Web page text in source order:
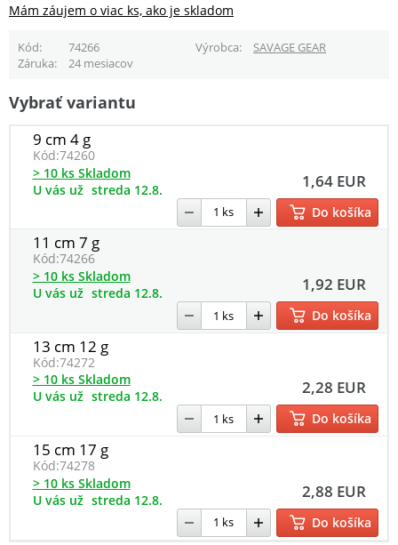
Mám záujem o viac ks, ako je skladom
Kód 74266 Výrobca
SAVAGE GEAR
Záruka
24 mesiacov
Vybrať variantu
9 cm 4 g
Kód:74260
1,64 EUR
> 10 ks Skladom
U vás už streda 12.8.
Do košíka
11 cm 7 g
Kód:74266
1,92 EUR
> 10 ks Skladom
U vás už streda 12.8.
Do košíka
13 cm 12 g
Kód:74272
2,28 EUR
> 10 ks Skladom
U vás už streda 12.8.
Do košíka
15 cm 17 g
Kód:74278
2,88 EUR
> 10 ks Skladom
U vás už streda 12.8.
Do košíka